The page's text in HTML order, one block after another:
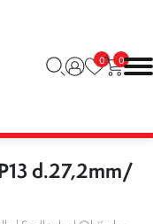
0 0
d.27,2mm/